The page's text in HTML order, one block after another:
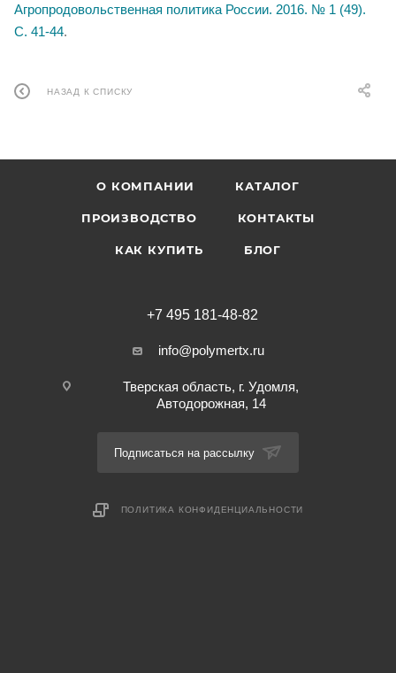
Агропродовольственная политика России. 2016. № 1 (49).
С. 41-44.
НАЗАД К СПИСКУ
О КОМПАНИИ КАТАЛОГ
ПРОИЗВОДСТВО КОНТАКТЫ
КАК КУПИТЬ БЛОГ
+7 495 181-48-82
info@polymertx.ru
Тверская область, г. Удомля,
Автодорожная, 14
Подписаться на рассылку
ПОЛИТИКА КОНФИДЕНЦИАЛЬНОСТИ